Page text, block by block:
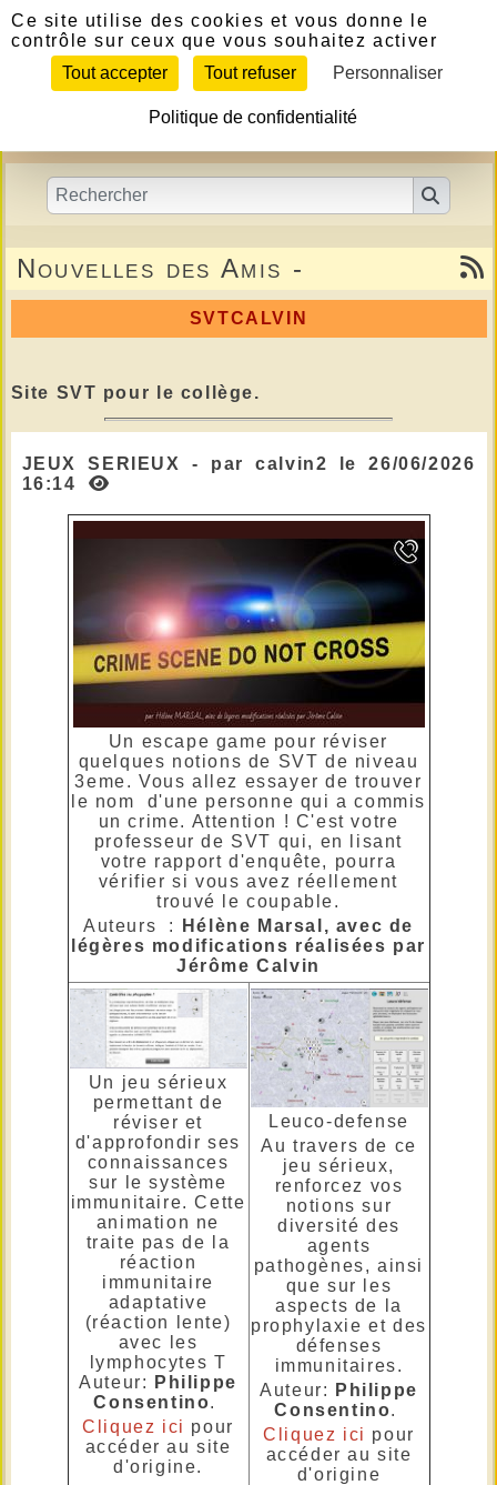
Nouvelles des Amis -
SVTCALVIN
Site SVT pour le collège.
JEUX SERIEUX - par calvin2 le 26/06/2026
16:14
Un escape game pour réviser
quelques notions de SVT de niveau
3eme. Vous allez essayer de trouver
le nom d'une personne qui a commis
un crime. Attention ! C'est votre
professeur de SVT qui, en lisant
votre rapport d'enquête, pourra
vérifier si vous avez réellement
trouvé le coupable.
Auteurs :
Hélène Marsal, avec de
légères modifications réalisées par
Jérôme Calvin
https://view.genial.ly/
https://view.genial.ly/
Un jeu sérieux
permettant de
réviser et
d'approfondir ses
connaissances
sur le système
immunitaire. Cette
animation ne
traite pas de la
réaction
immunitaire
adaptative
(réaction lente)
avec les
lymphocytes T
Auteur:
Philippe
Consentino.
Cliquez ici pour
accéder au site
d'origine.
Leuco-defense
Au travers de ce
jeu sérieux,
renforcez vos
notions sur
diversité des
agents
pathogènes, ainsi
que sur les
aspects de la
prophylaxie et des
défenses
immunitaires.
Auteur:
Philippe
Consentino.
Cliquez ici pour
accéder au site
d'origine
Panneau de gestion des cookies
Ce site utilise des cookies et vous donne le
contrôle sur ceux que vous souhaitez activer
Tout accepter
Tout refuser Personnaliser
Politique de confidentialité